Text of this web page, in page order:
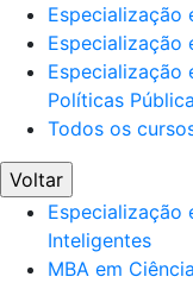
Especialização
Especialização
Especialização
Políticas
Todos os
Voltar
Especialização
Inteligentes
MBA em